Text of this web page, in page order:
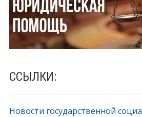
ССЫЛКИ:
Новости государственной